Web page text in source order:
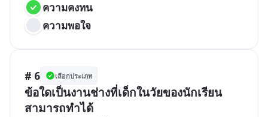
ความคงทน
ความพอใจ
# 6 เลือกประเภท
ข้อใดเป็นงานช่างที่เด็กในวัยของนักเรียน
สามารถทำได้